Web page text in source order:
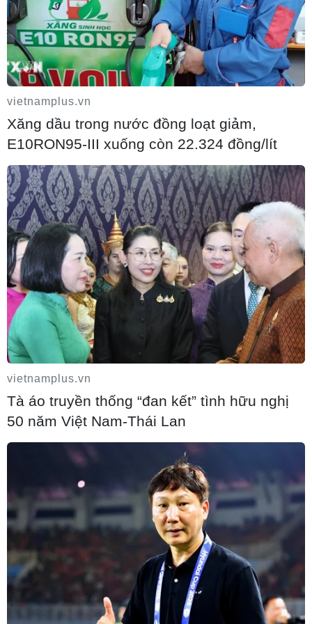
Bão Dolphin hướng vào miền Đông Trung
Quốc, cảnh báo mưa lớn trên diện rộng
06/08/2026 08:36
Làn sóng tấn công mạng nhằm vào các
quỹ đầu cơ lớn của Mỹ
06/08/2026 06:47
Anh công bố kết quả điều tra ban đầu vụ
đâm dao ở trung tâm London
06/08/2026 06:00
Hàn Quốc tăng cường giải pháp ngăn
chặn đánh bạc trực tuyến trong quân đội
06/08/2026 04:52
Khẩn trường khám nghiệm hiện trường,
điều tra nguyên nhân vụ cháy chợ Biên
06/08/2026 04:37
Pháp mở các điểm tắm sông phục vụ
người dân trong mùa Hè nắng nóng
06/08/2026 03:02
vietnamplus.vn
Xăng dầu trong nước đồng loạt giảm,
E10RON95-III xuống còn 22.324 đồng/lít
vietnamplus.vn
Tà áo truyền thống “đan kết” tình hữu nghị
50 năm Việt Nam-Thái Lan